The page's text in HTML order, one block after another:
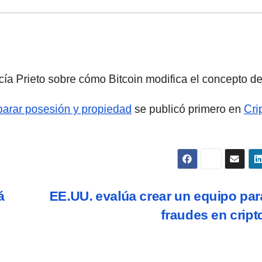
Prieto sobre cómo Bitcoin modifica el concepto
posesión y propiedad se publicó primero en
EE.UU. evalúa crear un equipo
fraudes en